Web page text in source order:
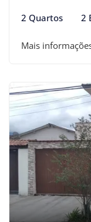
2 Quartos 2
Mais